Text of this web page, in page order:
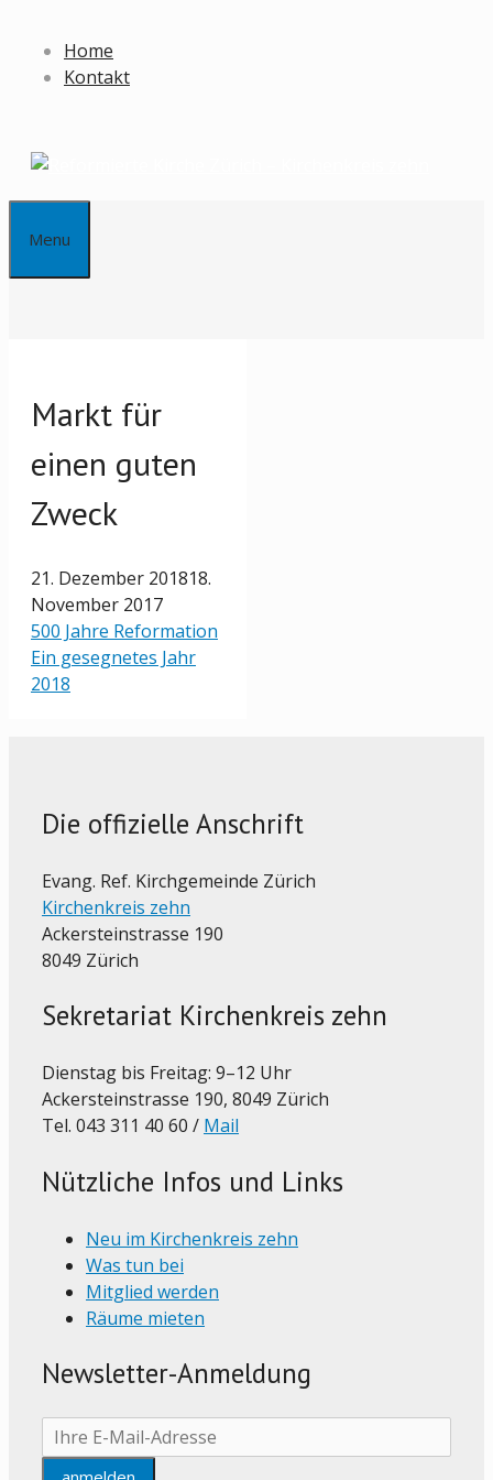
Inhalt
Home
Kontakt
Menu
Markt für
einen guten
Zweck
21. Dezember 201818.
November 2017
500 Jahre Reformation
Ein gesegnetes Jahr
2018
Die offizielle Anschrift
Evang. Ref. Kirchgemeinde Zürich
Kirchenkreis zehn
Ackersteinstrasse 190
8049 Zürich
Sekretariat Kirchenkreis zehn
Dienstag bis Freitag: 9–12 Uhr
Ackersteinstrasse 190, 8049 Zürich
Tel. 043 311 40 60 / Mail
Nützliche Infos und Links
Neu im Kirchenkreis zehn
Was tun bei
Mitglied werden
Räume mieten
Newsletter-Anmeldung